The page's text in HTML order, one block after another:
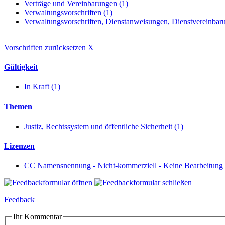
Verträge und Vereinbarungen (1)
Verwaltungsvorschriften (1)
Verwaltungsvorschriften, Dienstanweisungen,
Vorschriften zurücksetzen X
Gültigkeit
In Kraft (1)
Themen
Justiz, Rechtssystem und öffentliche Sicherheit (1)
Lizenzen
CC Namensnennung - Nicht-kommerziell - Keine Bearbeitung
Feedback
Ihr Kommentar